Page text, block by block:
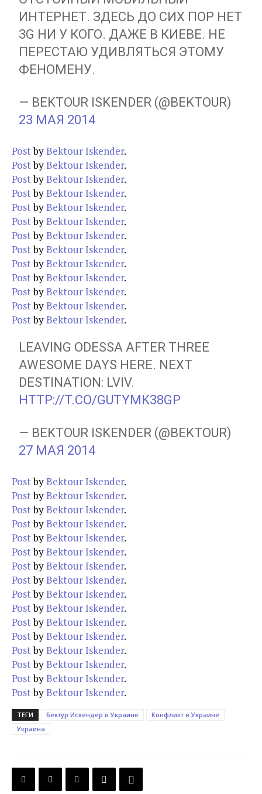
ИНТЕРНЕТ. ЗДЕСЬ ДО СИХ ПОР НЕТ
3G НИ У КОГО. ДАЖЕ В КИЕВЕ. НЕ
ПЕРЕСТАЮ УДИВЛЯТЬСЯ ЭТОМУ
ФЕНОМЕНУ.
— BEKTOUR ISKENDER (@BEKTOUR)
23 МАЯ 2014
PostbyBektour Iskender.
PostbyBektour Iskender.
PostbyBektour Iskender.
PostbyBektour Iskender.
PostbyBektour Iskender.
PostbyBektour Iskender.
PostbyBektour Iskender.
PostbyBektour Iskender.
PostbyBektour Iskender.
PostbyBektour Iskender.
PostbyBektour Iskender.
PostbyBektour Iskender.
PostbyBektour Iskender.
LEAVING ODESSA AFTER THREE
AWESOME DAYS HERE. NEXT
DESTINATION: LVIV.
HTTP://T.CO/GUTYMK38GP
— BEKTOUR ISKENDER (@BEKTOUR)
27 МАЯ 2014
PostbyBektour Iskender.
PostbyBektour Iskender.
PostbyBektour Iskender.
PostbyBektour Iskender.
PostbyBektour Iskender.
PostbyBektour Iskender.
PostbyBektour Iskender.
PostbyBektour Iskender.
PostbyBektour Iskender.
PostbyBektour Iskender.
PostbyBektour Iskender.
PostbyBektour Iskender.
PostbyBektour Iskender.
PostbyBektour Iskender.
PostbyBektour Iskender.
PostbyBektour Iskender.
ТЕГИ Бектур Искендер в Украине
Конфликт в Украине
Украина